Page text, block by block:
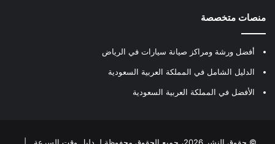
منصات متخصصة
أفضل ورشة ومراكز صيانة سيارات في الرياض
الدليل الشامل في المملكة العربية السعودية
الأفضل في المملكة العربية السعودية
© حقوق النشر 2026، جميع الحقوق محفوظة لـ دليل وقت السرعة